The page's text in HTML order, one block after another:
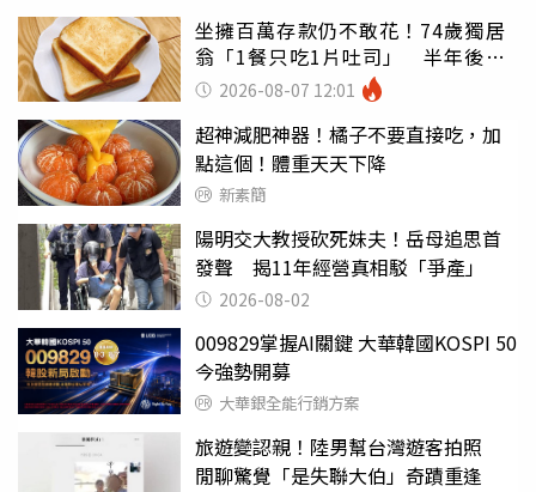
坐擁百萬存款仍不敢花！74歲獨居
翁「1餐只吃1片吐司」 半年後暴
瘦嚇壞女兒
2026-08-07 12:01
超神減肥神器！橘子不要直接吃，加
點這個！體重天天下降
新素簡
陽明交大教授砍死妹夫！岳母追思首
發聲 揭11年經營真相駁「爭產」
2026-08-02
009829掌握AI關鍵 大華韓國KOSPI 50
今強勢開募
大華銀全能行銷方案
旅遊變認親！陸男幫台灣遊客拍照
閒聊驚覺「是失聯大伯」奇蹟重逢